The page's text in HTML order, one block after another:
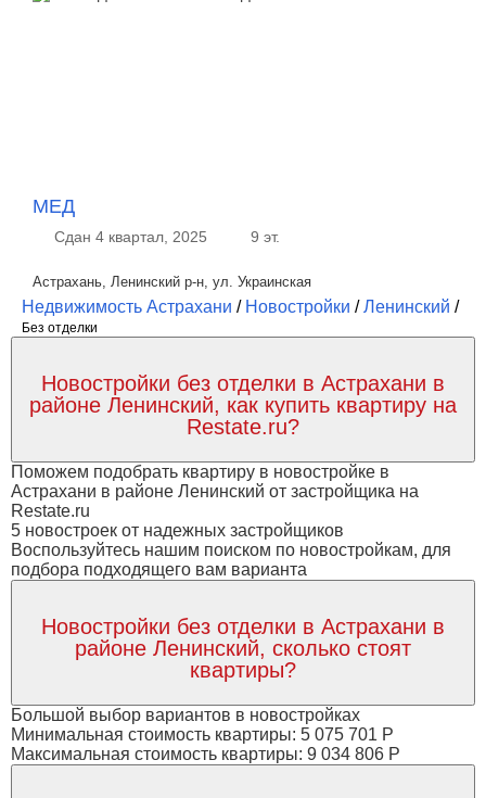
МЕД
Сдан 4 квартал, 2025 9 эт.
Астрахань, Ленинский р-н, ул. Украинская
Недвижимость Астрахани / Новостройки /Ленинский /
Без отделки
Новостройки без отделки в Астрахани в
районе Ленинский, как купить квартиру на
Restate.ru?
Поможем подобрать квартиру в новостройке в
Астрахани в районе Ленинский от застройщика на
Restate.ru
5 новостроек от надежных застройщиков
Воспользуйтесь нашим поиском по новостройкам, для
подбора подходящего вам варианта
Новостройки без отделки в Астрахани в
районе Ленинский, сколько стоят
квартиры?
Большой выбор вариантов в новостройках
Минимальная стоимость квартиры: 5 075 701 Р
Максимальная стоимость квартиры: 9 034 806 Р